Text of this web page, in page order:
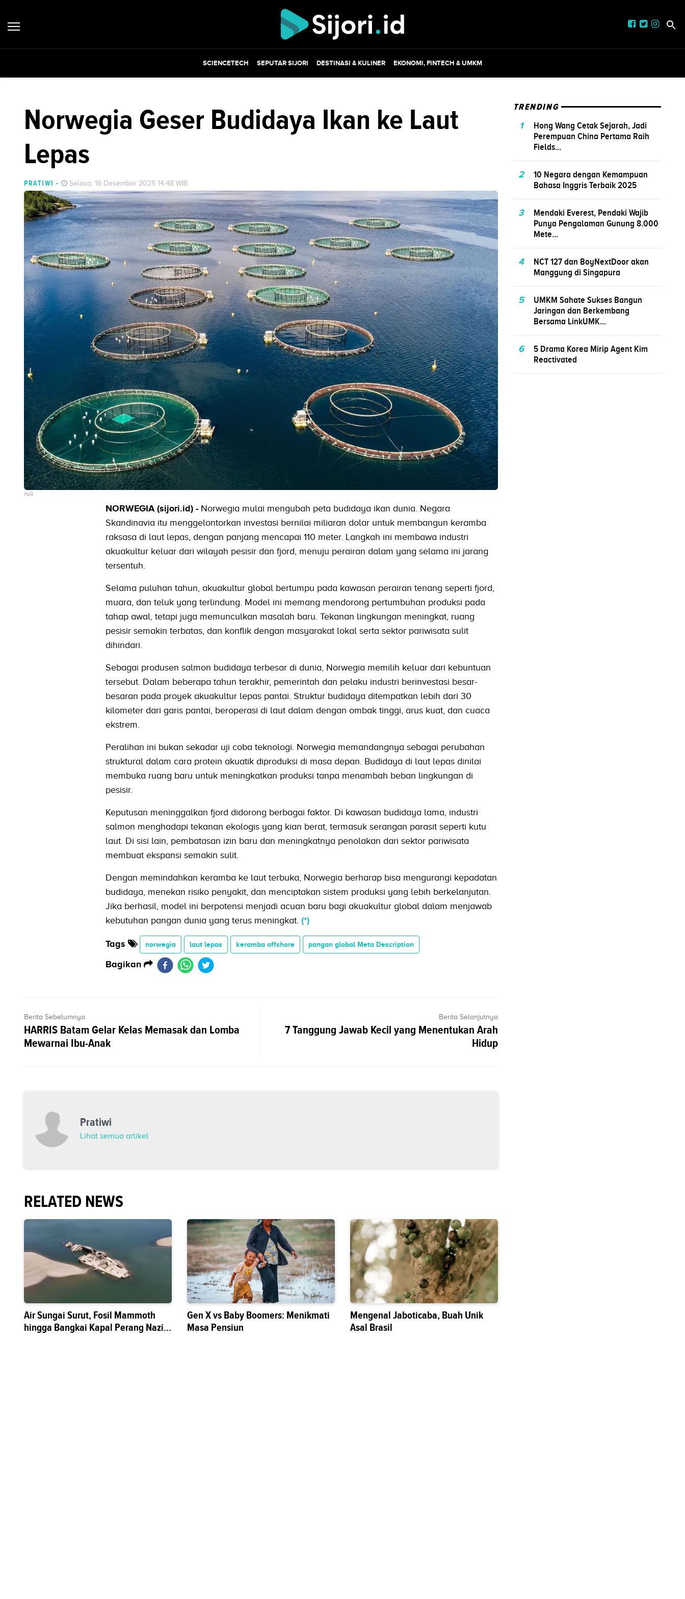
SCIENCETECH SEPUTAR SIJORI DESTINASI & KULINER EKONOMI, FINTECH & UMKM
Norwegia Geser Budidaya Ikan ke Laut
Lepas
PRATIWI - Selasa, 16 Desember 2025 14:48 WIB
null
NORWEGIA (sijori.id) - Norwegia mulai mengubah peta budidaya ikan dunia. Negara
Skandinavia itu menggelontorkan investasi bernilai miliaran dolar untuk membangun keramba
raksasa di laut lepas, dengan panjang mencapai 110 meter. Langkah ini membawa industri
akuakultur keluar dari wilayah pesisir dan fjord, menuju perairan dalam yang selama ini jarang
tersentuh.
Selama puluhan tahun, akuakultur global bertumpu pada kawasan perairan tenang seperti fjord,
muara, dan teluk yang terlindung. Model ini memang mendorong pertumbuhan produksi pada
tahap awal, tetapi juga memunculkan masalah baru. Tekanan lingkungan meningkat, ruang
pesisir semakin terbatas, dan konflik dengan masyarakat lokal serta sektor pariwisata sulit
dihindari.
Sebagai produsen salmon budidaya terbesar di dunia, Norwegia memilih keluar dari kebuntuan
tersebut. Dalam beberapa tahun terakhir, pemerintah dan pelaku industri berinvestasi besar-
besaran pada proyek akuakultur lepas pantai. Struktur budidaya ditempatkan lebih dari 30
kilometer dari garis pantai, beroperasi di laut dalam dengan ombak tinggi, arus kuat, dan cuaca
ekstrem.
Peralihan ini bukan sekadar uji coba teknologi. Norwegia memandangnya sebagai perubahan
struktural dalam cara protein akuatik diproduksi di masa depan. Budidaya di laut lepas dinilai
membuka ruang baru untuk meningkatkan produksi tanpa menambah beban lingkungan di
pesisir.
Keputusan meninggalkan fjord didorong berbagai faktor. Di kawasan budidaya lama, industri
salmon menghadapi tekanan ekologis yang kian berat, termasuk serangan parasit seperti kutu
laut. Di sisi lain, pembatasan izin baru dan meningkatnya penolakan dari sektor pariwisata
membuat ekspansi semakin sulit.
Dengan memindahkan keramba ke laut terbuka, Norwegia berharap bisa mengurangi kepadatan
budidaya, menekan risiko penyakit, dan menciptakan sistem produksi yang lebih berkelanjutan.
Jika berhasil, model ini berpotensi menjadi acuan baru bagi akuakultur global dalam menjawab
kebutuhan pangan dunia yang terus meningkat. (*)
Tags norwegia laut lepas keramba offshore pangan global Meta Description
Bagikan
Berita Sebelumnya
HARRIS Batam Gelar Kelas Memasak dan Lomba
Mewarnai Ibu-Anak
Berita Selanjutnya
7 Tanggung Jawab Kecil yang Menentukan Arah
Hidup
Pratiwi
Lihat semua artikel
RELATED NEWS
Air Sungai Surut, Fosil Mammoth
hingga Bangkai Kapal Perang Nazi
Gen X vs Baby Boomers: Menikmati
Masa Pensiun
Mengenal Jaboticaba, Buah Unik
Asal Brasil
TRENDING
1
Hong Wang Cetak Sejarah, Jadi
Perempuan China Pertama Raih
Fields...
2
10 Negara dengan Kemampuan
Bahasa Inggris Terbaik 2025
3
Mendaki Everest, Pendaki Wajib
Punya Pengalaman Gunung 8.000
Mete...
4
NCT 127 dan BoyNextDoor akan
Manggung di Singapura
5
UMKM Sahate Sukses Bangun
Jaringan dan Berkembang
Bersama LinkUMK...
6
5 Drama Korea Mirip Agent Kim
Reactivated